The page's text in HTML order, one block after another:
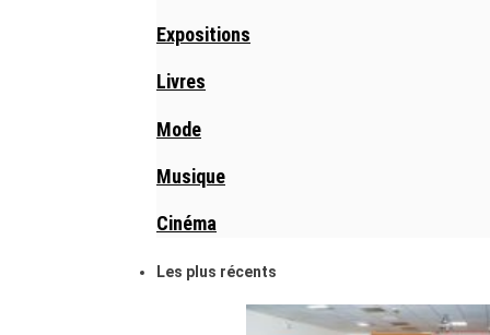
Expositions
Livres
Mode
Musique
Cinéma
Les plus récents